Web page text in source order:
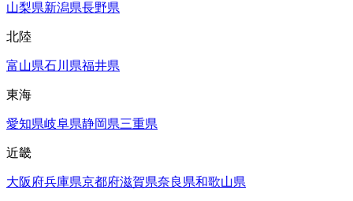
山梨県新潟県長野県
北陸
富山県石川県福井県
東海
愛知県岐阜県静岡県三重県
近畿
大阪府兵庫県京都府滋賀県奈良県和歌山県